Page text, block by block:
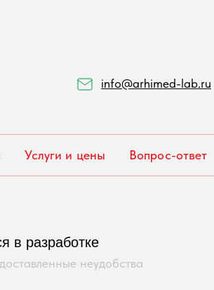
info@arhimed-lab.ru
Услуги и цены Вопрос-ответ
в разработке
неудобства